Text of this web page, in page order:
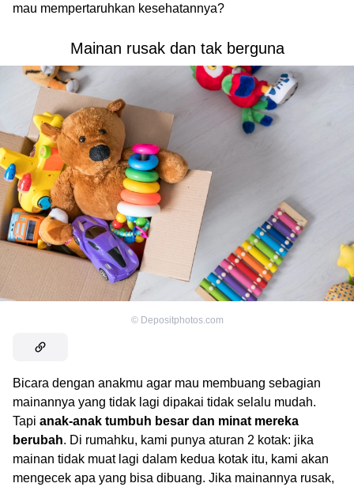
mau mempertaruhkan kesehatannya?
Mainan rusak dan tak berguna
© Depositphotos.com
Bicara dengan anakmu agar mau membuang sebagian
mainannya yang tidak lagi dipakai tidak selalu mudah.
Tapi anak-anak tumbuh besar dan minat mereka
berubah. Di rumahku, kami punya aturan 2 kotak: jika
mainan tidak muat lagi dalam kedua kotak itu, kami akan
mengecek apa yang bisa dibuang. Jika mainannya rusak,